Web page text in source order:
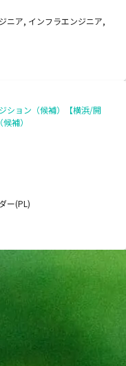
ニア, インフラエンジニア,
ション（候補）【横浜/開
補）
ー(PL)